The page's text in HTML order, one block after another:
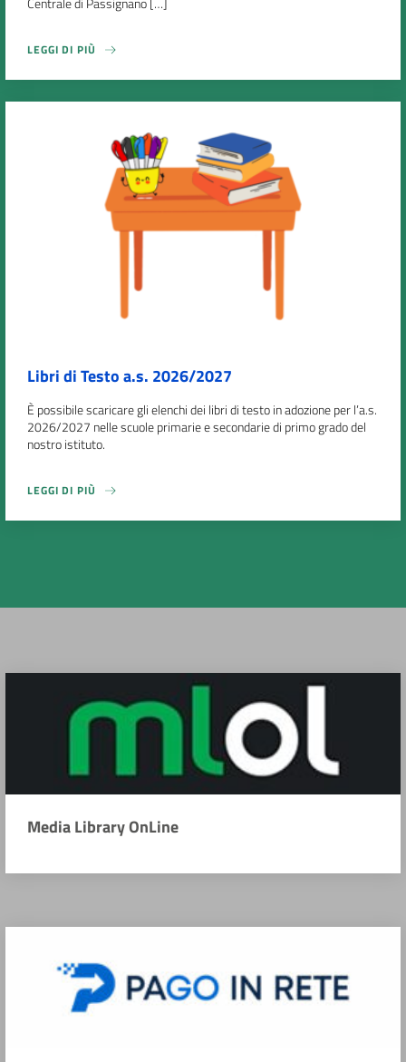
LEGGI DI PIÙ
Libri di Testo a.s. 2026/2027
È possibile scaricare gli elenchi dei libri di testo in adozione per l’a.s.
2026/2027 nelle scuole primarie e secondarie di primo grado del
nostro istituto.
LEGGI DI PIÙ
Media Library OnLine